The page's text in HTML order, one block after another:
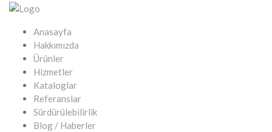
Anasayfa
Hakkımızda
Ürünler
Hizmetler
Kataloglar
Referanslar
Sürdürülebilirlik
Blog / Haberler